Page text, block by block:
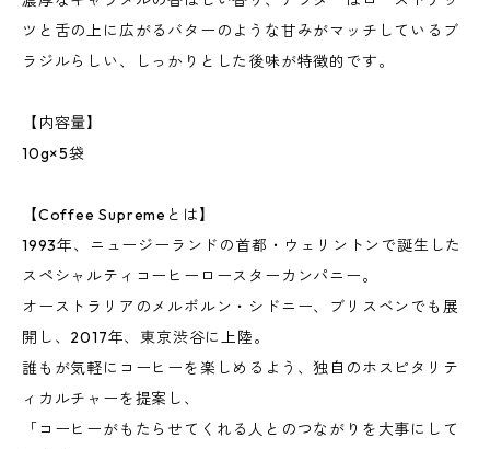
ツと舌の上に広がるバターのような甘みがマッチしているブ
ラジルらしい、しっかりとした後味が特徴的です。
【内容量】
10g×5袋
【Coffee Supremeとは】
1993年、ニュージーランドの首都・ウェリントンで誕生した
スペシャルティコーヒーロースターカンパニー。
オーストラリアのメルボルン・シドニー、ブリスベンでも展
開し、2017年、東京渋谷に上陸。
誰もが気軽にコーヒーを楽しめるよう、独自のホスピタリテ
ィカルチャーを提案し、
「コーヒーがもたらせてくれる人とのつながりを大事にして